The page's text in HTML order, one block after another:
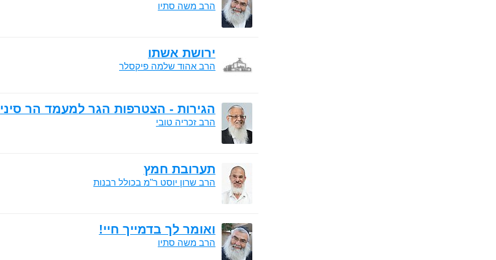
הרב משה סתיו
ירושת אשתו
הרב אהוד שלמה פיקסלר
הגירות - הצטרפות הגר למעמד הר סיני
הרב זכריה טובי
תערובת חמץ
הרב שרון יוסט ר"מ בכולל רבנות
ואומר לך בדמייך חיי!
הרב משה סתיו